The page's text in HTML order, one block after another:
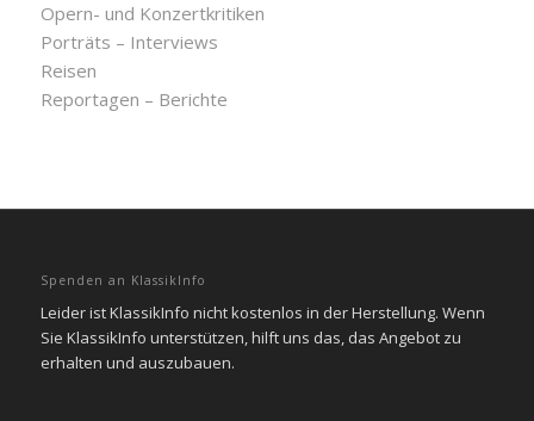
Opern- und Konzertkritiken
Porträts – Interviews
Reisen
Reportagen – Berichte
Spenden an KlassikInfo
Leider ist KlassikInfo nicht kostenlos in der Herstellung. Wenn
Sie KlassikInfo unterstützen, hilft uns das, das Angebot zu
erhalten und auszubauen.